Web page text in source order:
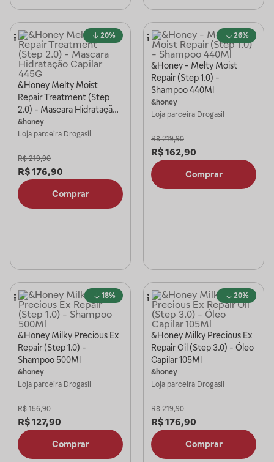
20%
&Honey Melty Moist
Repair Treatment (Step
2.0) - Mascara Hidratação
Capilar 445G
&honey
Loja parceira Drogasil
R$ 219,90
R$176,90
Comprar
26%
&Honey - Melty Moist
Repair (Step 1.0) -
Shampoo 440Ml
&honey
Loja parceira Drogasil
R$ 219,90
R$162,90
Comprar
18%
&Honey Milky Precious Ex
Repair (Step 1.0) -
Shampoo 500Ml
&honey
Loja parceira Drogasil
R$ 156,90
R$127,90
Comprar
20%
&Honey Milky Precious Ex
Repair Oil (Step 3.0) - Óleo
Capilar 105Ml
&honey
Loja parceira Drogasil
R$ 219,90
R$176,90
Comprar